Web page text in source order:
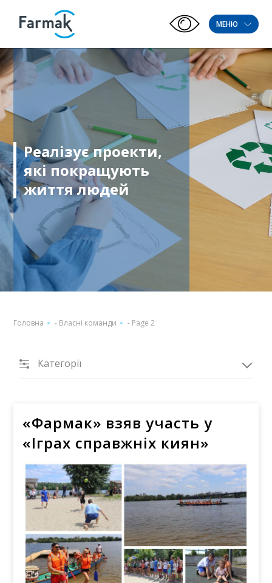
МЕНЮ
Реалізує проекти,
які покращують
життя людей
Головна - Власні команди - Page 2
Категорії
«Фармак» взяв участь у
«Іграх справжніх киян»